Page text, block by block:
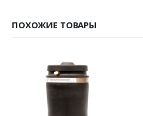
ПОХОЖИЕ ТОВАРЫ